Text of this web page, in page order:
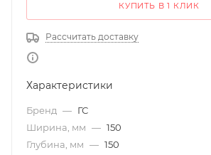
КУПИТЬ В 1 КЛИК
Рассчитать доставку
Характеристики
Бренд — ГС
Ширина, мм — 150
Глубина, мм — 150